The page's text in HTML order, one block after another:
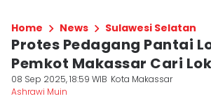
Home News Sulawesi Selatan
Protes Pedagang Pantai
Pemkot Makassar Cari
08 Sep 2025, 18:59 WIB Kota Makassar
Ashrawi Muin